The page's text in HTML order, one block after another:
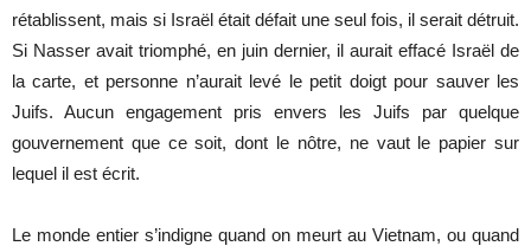
rétablissent, mais si Israël était défait une seul fois, il serait détruit.
Si Nasser avait triomphé, en juin dernier, il aurait effacé Israël de
la carte, et personne n’aurait levé le petit doigt pour sauver les
Juifs. Aucun engagement pris envers les Juifs par quelque
gouvernement que ce soit, dont le nôtre, ne vaut le papier sur
lequel il est écrit.
Le monde entier s’indigne quand on meurt au Vietnam, ou quand